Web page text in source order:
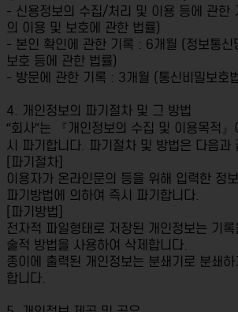
- 신용정보의 수집/처리 및 이용 등에 관한
의 이용 및 보호에 관한 법률)
- 본인 확인에 관한 기록 : 6개월 (정보통신
보호 등에 관한 법률)
- 방문에 관한 기록 : 3개월 (통신비밀보호
4. 개인정보의 파기절차 및 그 방법
“회사”는 『개인정보의 수집 및 이용목적
시 파기합니다. 파기절차 및 방법은 다음과
[파기절차]
이용자가 온라인문의 등을 위해 입력한 정
파기방법에 의하여 즉시 파기합니다.
[파기방법]
전자적 파일형태로 저장된 개인정보는 기
술적 방법을 사용하여 삭제합니다.
종이에 출력된 개인정보는 분쇄기로 분쇄하
합니다.